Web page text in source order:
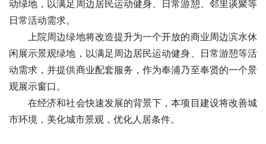
动绿地，以满足周边居民运动健身、日常游憩、邻里谈聚等
日常活动需求。
上院周边绿地将改造提升为一个开放的商业周边滨水休
闲展示景观绿地，以满足周边居民运动健身、日常游憩等活
动需求，并提供商业配套服务，作为奉浦乃至奉贤的一个景
观展示窗口。
在经济和社会快速发展的背景下，本项目建设将改善城
市环境，美化城市景观，优化人居条件。